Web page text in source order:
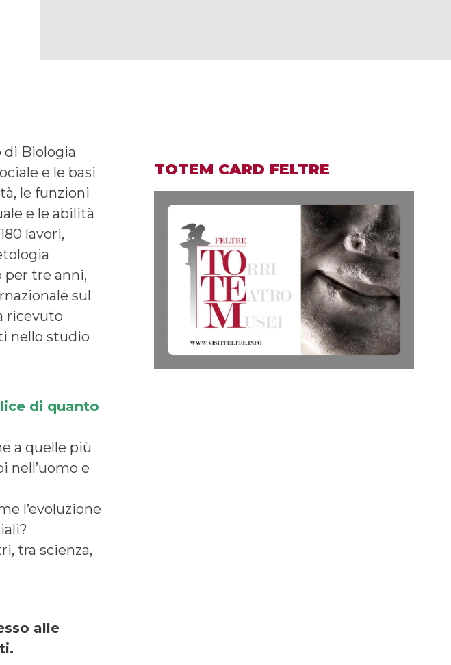
di Biologia
e le basi
le funzioni
e le abilità
lavori,
per tre anni,
sul
ricevuto
nello studio
di quanto
a quelle più
nell’uomo e
l’evoluzione
tra scienza,
alle
TOTEM CARD FELTRE